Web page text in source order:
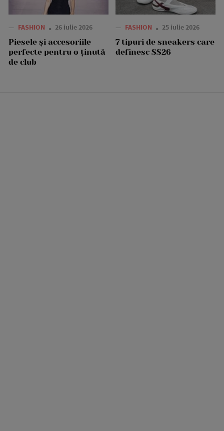
— FASHION 26 iulie 2026
Piesele și accesoriile
perfecte pentru o ținută
de club
— FASHION 25 iulie 2026
7 tipuri de sneakers care
definesc SS26